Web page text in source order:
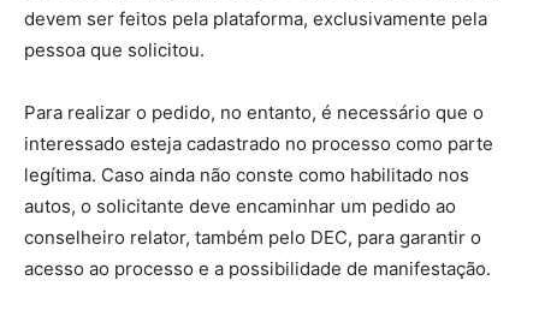
devem ser feitos pela plataforma, exclusivamente pela
pessoa que solicitou.
Para realizar o pedido, no entanto, é necessário que o
interessado esteja cadastrado no processo como parte
legítima. Caso ainda não conste como habilitado nos
autos, o solicitante deve encaminhar um pedido ao
conselheiro relator, também pelo DEC, para garantir o
acesso ao processo e a possibilidade de manifestação.